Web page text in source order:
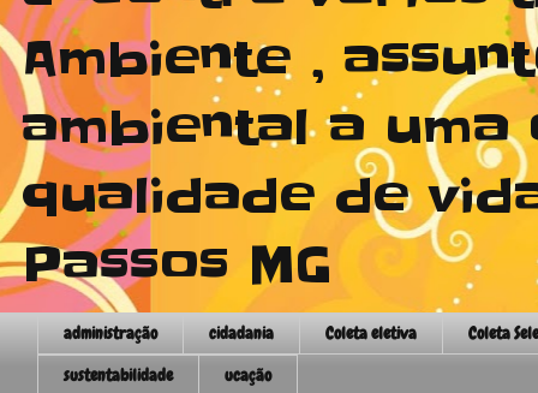
Ambiente ,
ambiental a uma
qualidade de
Passos MG
administração cidadania Coleta eletiva
Coleta
sustentabilidade
ucação